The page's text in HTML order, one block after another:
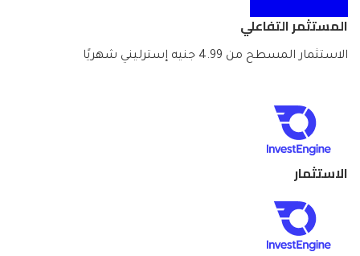
المستثمر التفاعلي
الاستثمار المسطح من 4.99 جنيه إسترليني شهريًا
الاستثمار